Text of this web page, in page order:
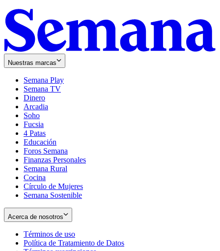
Nuestras marcas
Semana Play
Semana TV
Dinero
Arcadia
Soho
in
new
window
Fucsia
in
new
window
4 Patas
Educación
Foros Semana
Finanzas Personales
Semana Rural
Cocina
Círculo de Mujeres
Semana Sostenible
Acerca de nosotros
Términos de uso
in
Política de Tratamiento de Datos